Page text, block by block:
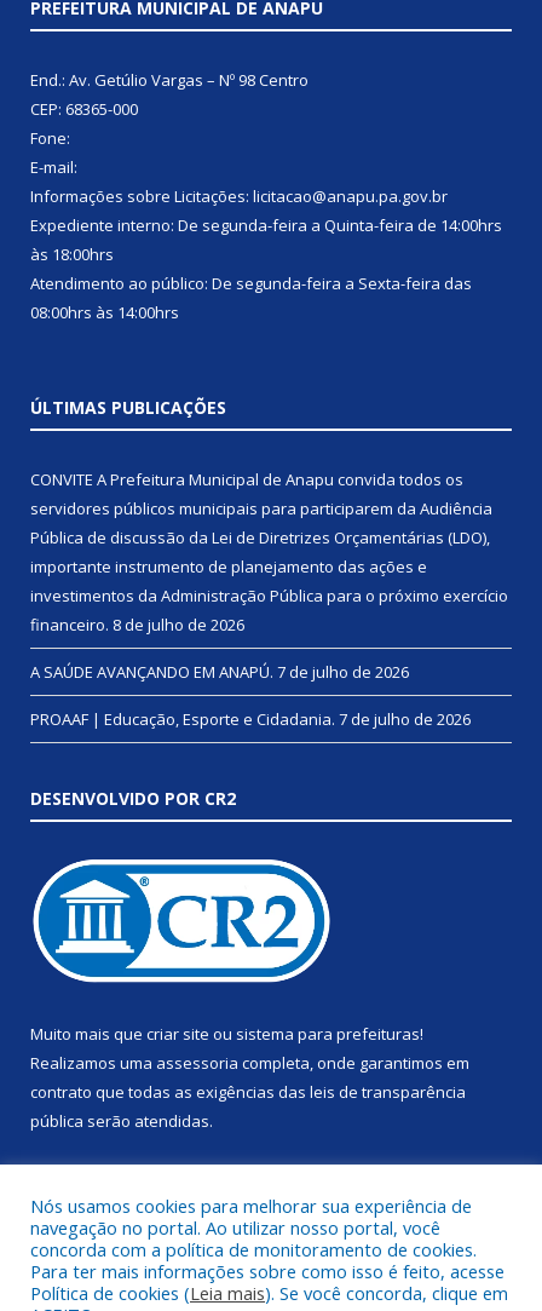
PREFEITURA MUNICIPAL DE ANAPU
End.: Av. Getúlio Vargas – Nº 98 Centro
CEP: 68365-000
Fone:
E-mail:
Informações sobre Licitações: licitacao@anapu.pa.gov.br
Expediente interno: De segunda-feira a Quinta-feira de 14:00hrs
às 18:00hrs
Atendimento ao público: De segunda-feira a Sexta-feira das
08:00hrs às 14:00hrs
ÚLTIMAS PUBLICAÇÕES
CONVITE A Prefeitura Municipal de Anapu convida todos os
servidores públicos municipais para participarem da Audiência
Pública de discussão da Lei de Diretrizes Orçamentárias (LDO),
importante instrumento de planejamento das ações e
investimentos da Administração Pública para o próximo exercício
financeiro. 8 de julho de 2026
A SAÚDE AVANÇANDO EM ANAPÚ. 7 de julho de 2026
PROAAF | Educação, Esporte e Cidadania. 7 de julho de 2026
DESENVOLVIDO POR CR2
Muito mais que criar site ou sistema para prefeituras!
Realizamos uma assessoria completa, onde garantimos em
contrato que todas as exigências das leis de transparência
pública serão atendidas.
Todos os direitos reservados a Prefeitura Municipal de Anapu.
Nós usamos cookies para melhorar sua experiência de
navegação no portal. Ao utilizar nosso portal, você
concorda com a política de monitoramento de cookies.
Para ter mais informações sobre como isso é feito, acesse
Política de cookies (Leia mais). Se você concorda, clique em